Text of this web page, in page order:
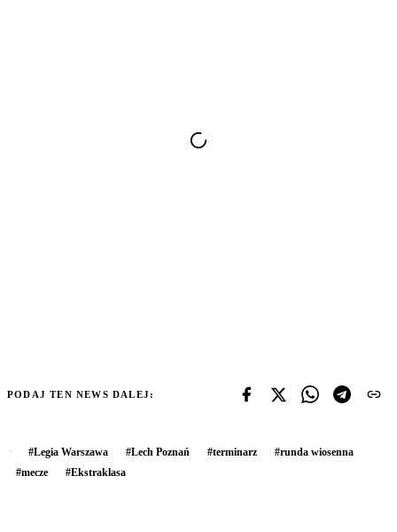
PODAJ TEN NEWS DALEJ:
#Legia Warszawa #Lech Poznań #terminarz #runda wiosenna
#mecze #Ekstraklasa